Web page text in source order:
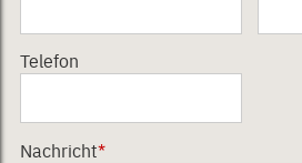
Telefon
Nachricht*